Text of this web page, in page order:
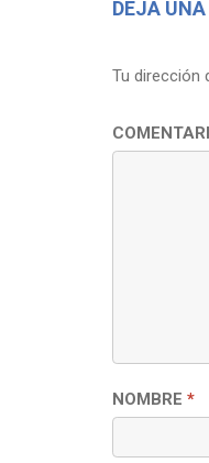
DEJA
Tu dirección
NOMBRE *